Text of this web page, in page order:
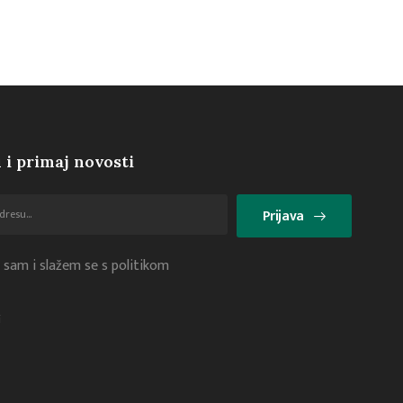
i primaj novosti
i slažem se s politikom
Prijava